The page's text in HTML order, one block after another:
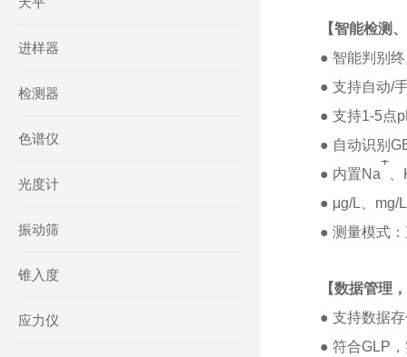
进样器
检测器
色谱仪
光度计
振动筛
锥入度
应力仪
【智能检测
● 智能判别
● 支持自动/
● 支持1-5点
● 自动识别
● 内置Na
+
● μg/L、mg/
● 测量模式
【数据管理
● 支持数据
● 符合GLP